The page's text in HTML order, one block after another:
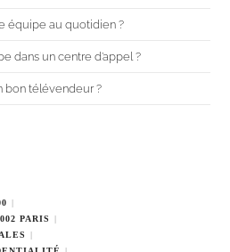
équipe au quotidien ?
dans un centre d’appel ?
bon télévendeur ?
PARIS